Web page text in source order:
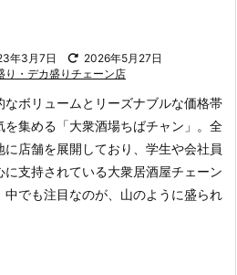
年3月7日
2026年5月27日
り・デカ盛りチェーン店
なボリュームとリーズナブルな価格帯
を集める「大衆酒場ちばチャン」。 全
に店舗を展開しており、学生や会社員
に支持されている大衆居酒屋チェーン
中でも注目なのが、山のように盛られ